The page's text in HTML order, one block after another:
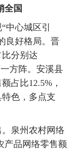
全国
中心城区引
良好格局。晋
分别达
方阵。安溪县
占比12.5%，
色，多点支
泉州农村网络
产品网络零售额